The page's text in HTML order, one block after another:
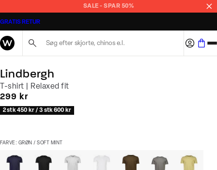
SALE - SPAR 50%
GRATIS RETUR
Lindbergh
T-shirt | Relaxed fit
I alt (inkl. rabat)
299 kr
2 stk 450 kr / 3 stk 600 kr
FARVE: GRØN / SOFT MINT